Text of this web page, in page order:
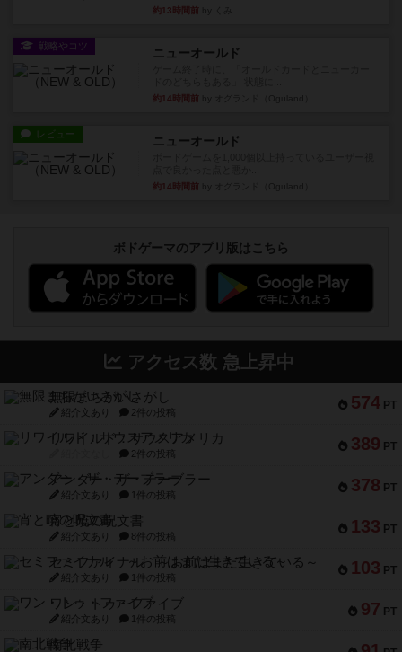
約13時間前
戦略やコツ ニューオールド
約14時間前
レビュー ニューオールド
約14時間前
ボドゲーマのアプリ版はこちら
アクセス数 急上昇中
574 PT
無限まちがいさがし
紹介文あり 2件の投稿
389 PT
リワイルド：サウスアメリカ
2件の投稿
378 PT
アンダー・ザ・テーブラー
紹介文あり 1件の投稿
133 PT
宵と暁の呪文書
紹介文あり 8件の投稿
103 PT
セミファイナル ～お前はまだ生きている～
紹介文あり 1件の投稿
97 PT
ワン・トゥ・ファイブ
紹介文あり 1件の投稿
南北戦争